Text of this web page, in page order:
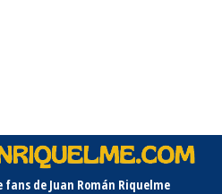
de Juan Román Riquelme